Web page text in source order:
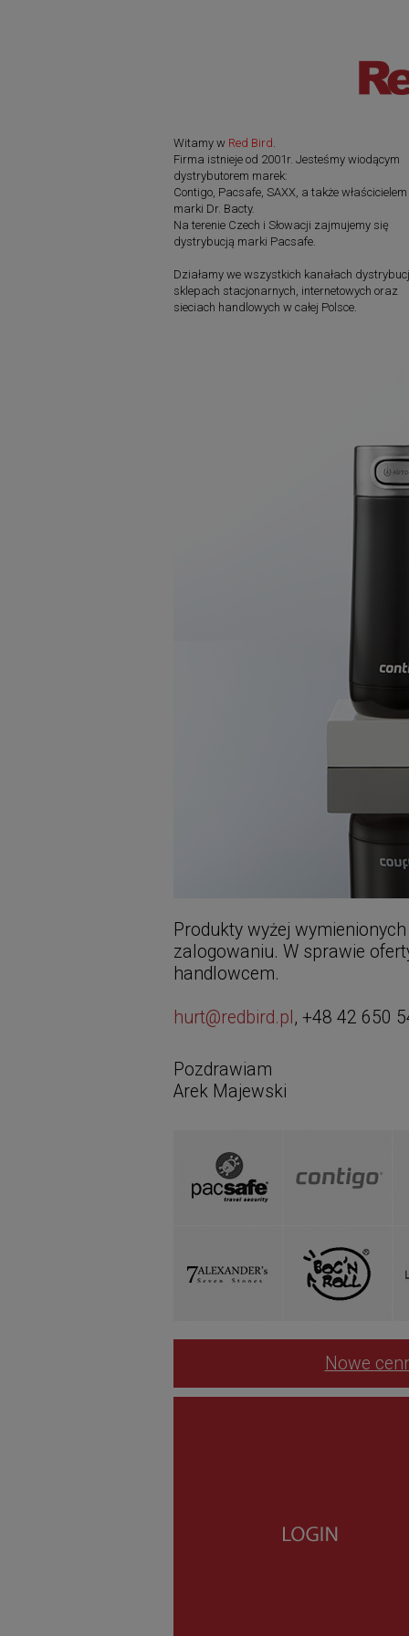
Witamy w Red Bird.
Firma istnieje od 2001r. Jesteśmy wiodącym
dystrybutorem marek:
Contigo, Pacsafe, SAXX, a także właścicielem
marki Dr. Bacty.
Na terenie Czech i Słowacji zajmujemy się
dystrybucją marki Pacsafe.
Działamy we wszystkich kanałach
sklepach stacjonarnych, internetowych oraz
sieciach handlowych w całej Polsce.
Produkty wyżej
zalogowaniu. W sprawie
handlowcem.
hurt@redbird.pl , +48 42 650
Pozdrawiam
Arek Majewski
Nowe